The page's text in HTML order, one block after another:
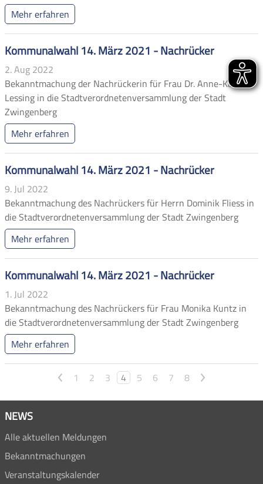
Mehr erfahren
Kommunalwahl 14. März 2021 - Nachrücker
2. Aug 2022
Bekanntmachung der Nachrückerin für Frau Dr. Anne-Kattrin
Lessing in die Stadtverordnetenversammlung der Stadt
Zwingenberg
Mehr erfahren
Kommunalwahl 14. März 2021 - Nachrücker
9. Jul 2022
Bekanntmachung des Nachrückers für Herrn Dominik Fliess in
die Stadtverordnetenversammlung der Stadt Zwingenberg
Mehr erfahren
Kommunalwahl 14. März 2021 - Nachrücker
1. Jul 2022
Bekanntmachung des Nachrückers für Frau Monika Kuntz in
die Stadtverordnetenversammlung der Stadt Zwingenberg
Mehr erfahren
< 1 2 3 4 5 6 7 8 >
NEWS
Alle aktuellen Meldungen
Bekanntmachungen
Veranstaltungskalender